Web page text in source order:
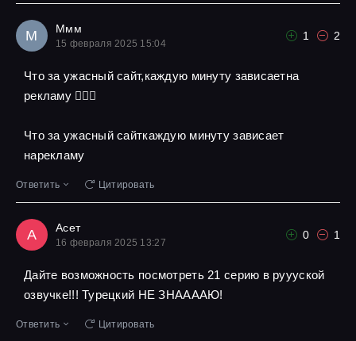
М Ммм
15 февраля 2025 15:04
1 2
Что за ужасный сайт,каждую минуту зависаетна
рекламу 🤦🏾‍♀️
Что за ужасный сайткаждую минуту зависает
нарекламу
Ответить Цитировать
А Асет
16 февраля 2025 13:27
0 1
Дайте возможность посмотреть 21 серию в руууской
озвучке!!! Турецкий НЕ ЗНААААЮ!
Ответить Цитировать